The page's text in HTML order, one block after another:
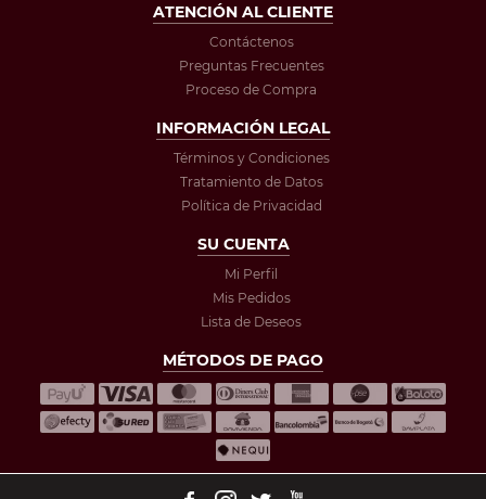
ATENCIÓN AL CLIENTE
Contáctenos
Preguntas Frecuentes
Proceso de Compra
INFORMACIÓN LEGAL
Términos y Condiciones
Tratamiento de Datos
Política de Privacidad
SU CUENTA
Mi Perfil
Mis Pedidos
Lista de Deseos
MÉTODOS DE PAGO